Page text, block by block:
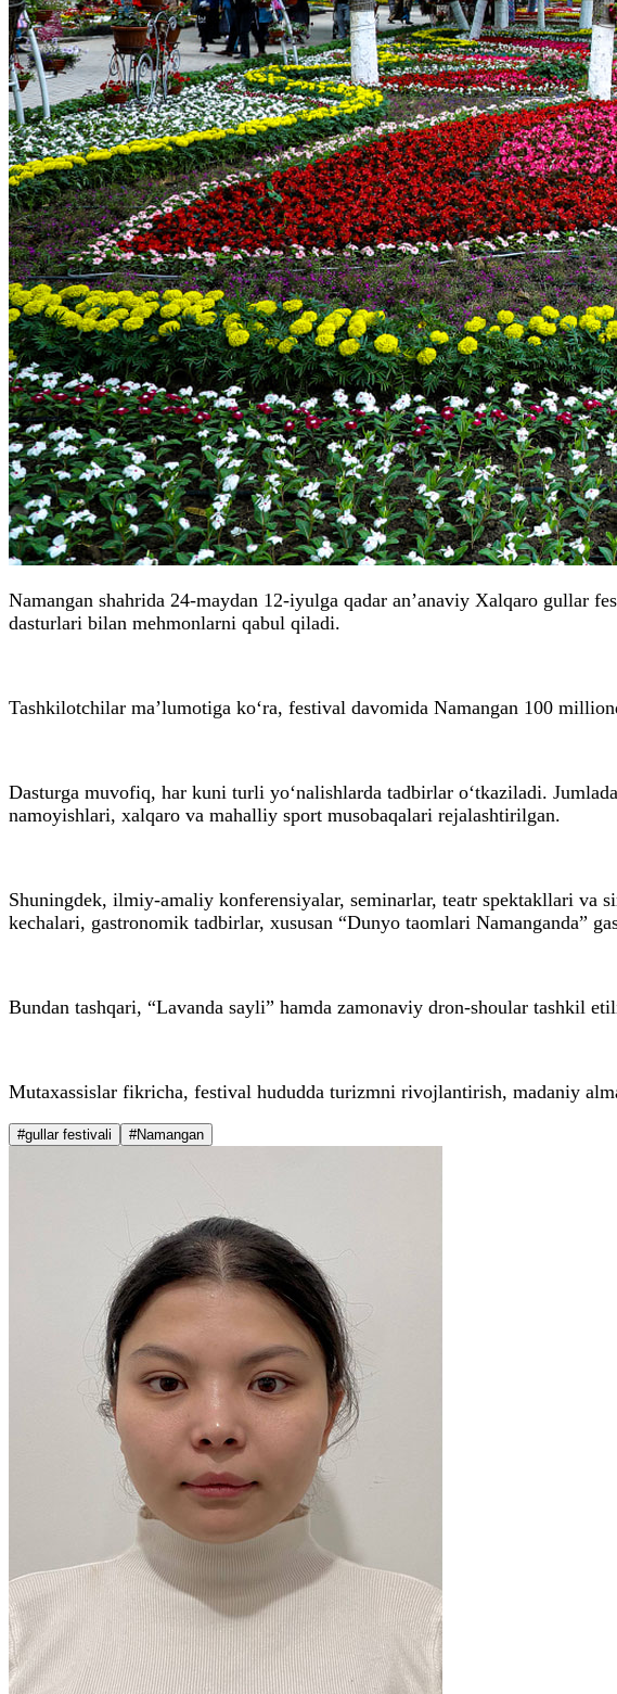
Namangan shahrida 24-maydan 12-iyulga qadar an’anaviy Xalqaro gullar
dasturlari bilan mehmonlarni qabul qiladi.
Tashkilotchilar ma’lumotiga ko‘ra, festival davomida Namangan 100
Dasturga muvofiq, har kuni turli yo‘nalishlarda tadbirlar o‘tkaziladi.
namoyishlari, xalqaro va mahalliy sport musobaqalari rejalashtirilgan.
Shuningdek, ilmiy-amaliy konferensiyalar, seminarlar, teatr spektakllari va
kechalari, gastronomik tadbirlar, xususan “Dunyo taomlari Namanganda”
Bundan tashqari, “Lavanda sayli” hamda zamonaviy dron-shoular tashkil
Mutaxassislar fikricha, festival hududda turizmni rivojlantirish, madaniy
#gullar festivali #Namangan